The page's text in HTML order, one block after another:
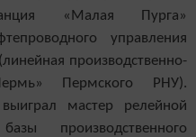
«Малая Пурга»
управления
производственно-
Пермского РНУ).
мастер релейной
производственного